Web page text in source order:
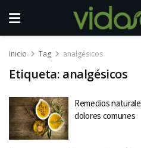
Inicio Tag analgésicos
Etiqueta: analgésicos
Remedios
dolores comunes